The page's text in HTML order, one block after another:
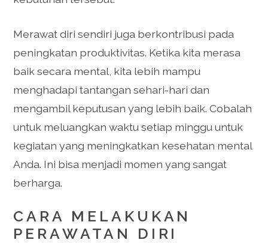
Merawat diri sendiri juga berkontribusi pada
peningkatan produktivitas. Ketika kita merasa
baik secara mental, kita lebih mampu
menghadapi tantangan sehari-hari dan
mengambil keputusan yang lebih baik. Cobalah
untuk meluangkan waktu setiap minggu untuk
kegiatan yang meningkatkan kesehatan mental
Anda. Ini bisa menjadi momen yang sangat
berharga.
CARA MELAKUKAN
PERAWATAN DIRI